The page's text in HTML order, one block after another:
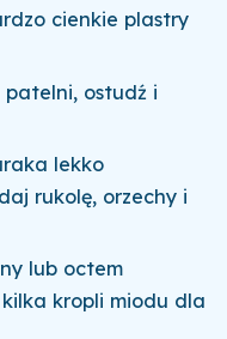
cienkie plastry
patelni, ostudź i
lekko
rukolę, orzechy i
lub octem
kropli miodu dla